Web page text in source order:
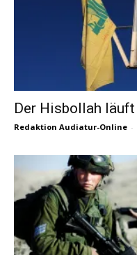
Der Hisbollah
Redaktion Audiatur-Online -